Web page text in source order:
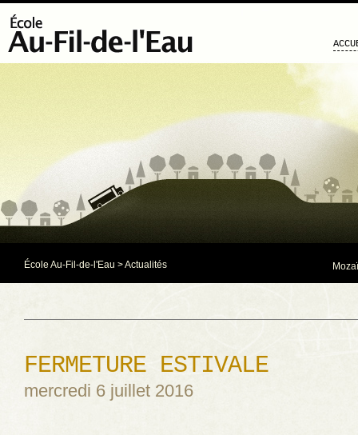
École Au-Fil-de-l'Eau >Actualités
FERMETURE ESTIVALE
mercredi 6 juillet 2016